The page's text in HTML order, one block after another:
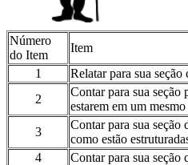
Número
do Item
Item
1
Relatar para sua
2
Contar para sua seção
estarem em um
3
Contar para sua seção
como estão
4
Contar para sua seção